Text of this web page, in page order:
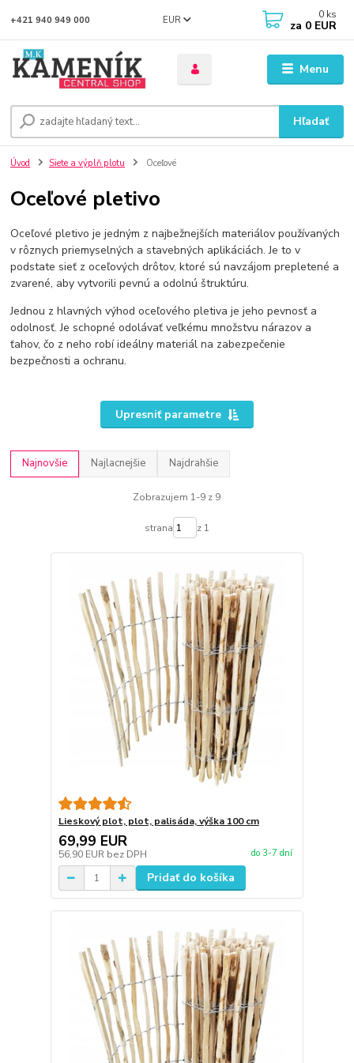
Menu
EUR
Hľadať
+421 940 949 000 0 ks
za 0 EUR
Úvod Siete a výplň plotu Oceľové
Oceľové pletivo
Oceľové pletivo je jedným z najbežnejších materiálov používaných
v rôznych priemyselných a stavebných aplikáciách. Je to v
podstate sieť z oceľových drôtov, ktoré sú navzájom prepletené a
zvarené, aby vytvorili pevnú a odolnú štruktúru.
Jednou z hlavných výhod oceľového pletiva je jeho pevnosť a
odolnosť. Je schopné odolávať veľkému množstvu nárazov a
ťahov, čo z neho robí ideálny materiál na zabezpečenie
bezpečnosti a ochranu.
Upresniť parametre
Najnovšie Najlacnejšie Najdrahšie
Zobrazujem 1-9 z 9
strana z 1
Lieskový plot, plot, palisáda, výška 100 cm
69,99 EUR
56,90 EUR bez DPH do 3-7 dní
Pridať do košíka